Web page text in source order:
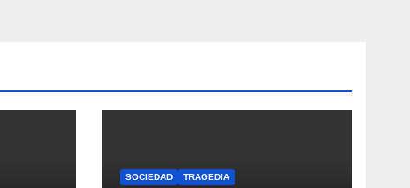
SOCIEDAD TRAGEDIA